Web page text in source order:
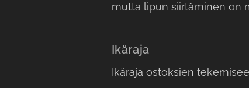
mutta lipun siirtäminen on
Ikäraja
Ikäraja ostoksien